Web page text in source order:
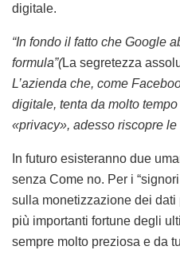
digitale.
“In fondo il fatto che Google
formula”(La segretezza
L’azienda che, come
digitale, tenta da molto
«privacy», adesso riscopre
In futuro esisteranno due
senza Come no. Per i
sulla monetizzazione dei
più importanti fortune degli
sempre molto preziosa e da